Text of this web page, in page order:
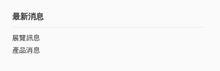
最新消息
展覽訊息
產品消息